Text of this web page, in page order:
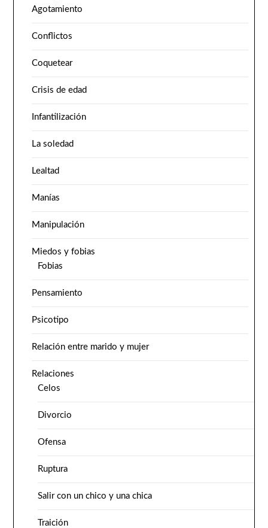
Agotamiento
Conflictos
Coquetear
Crisis de edad
Infantilización
La soledad
Lealtad
Manías
Manipulación
Miedos y fobias
Fobias
Pensamiento
Psicotipo
Relación entre marido y mujer
Relaciones
Celos
Divorcio
Ofensa
Ruptura
Salir con un chico y una chica
Traición